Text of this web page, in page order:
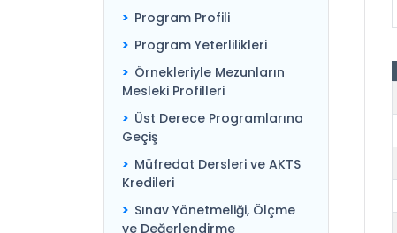
Program Profili
Program Yeterlilikleri
Örnekleriyle Mezunların
Mesleki Profilleri
Üst Derece Programlarına
Geçiş
Müfredat Dersleri ve AKTS
Kredileri
Sınav Yönetmeliği, Ölçme
ve Değerlendirme